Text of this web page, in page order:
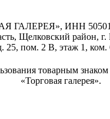
ГАЛЕРЕЯ», ИНН
Щелковский район,
25, пом. 2 В, этаж 1, ком.
товарным
«Торговая галерея».